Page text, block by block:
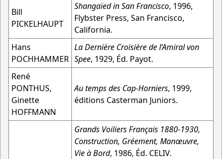
Bill
PICKELHAUPT
Shangaïed in San Francisco, 1996,
Flybster Press, San Francisco,
California.
Hans
POCHHAMMER
La Dernière Croisière de l’Amiral von
Spee, 1929, Éd. Payot.
René
PONTHUS,
Ginette
HOFFMANN
Au temps des Cap-Horniers, 1999,
éditions Casterman Juniors.
Grands Voiliers Français 1880-1930,
Construction, Gréement, Manœuvre,
Vie à Bord, 1986, Éd. CELIV.